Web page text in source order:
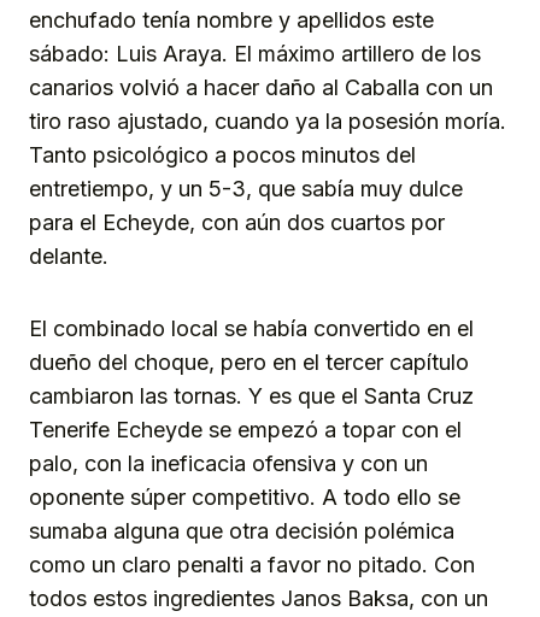
enchufado tenía nombre y apellidos este
sábado: Luis Araya. El máximo artillero de los
canarios volvió a hacer daño al Caballa con un
tiro raso ajustado, cuando ya la posesión moría.
Tanto psicológico a pocos minutos del
entretiempo, y un 5-3, que sabía muy dulce
para el Echeyde, con aún dos cuartos por
delante.
El combinado local se había convertido en el
dueño del choque, pero en el tercer capítulo
cambiaron las tornas. Y es que el Santa Cruz
Tenerife Echeyde se empezó a topar con el
palo, con la ineficacia ofensiva y con un
oponente súper competitivo. A todo ello se
sumaba alguna que otra decisión polémica
como un claro penalti a favor no pitado. Con
todos estos ingredientes Janos Baksa, con un